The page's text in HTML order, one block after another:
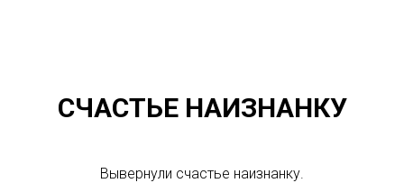
СЧАСТЬЕ НАИЗНАНКУ
Вывернули счастье наизнанку.